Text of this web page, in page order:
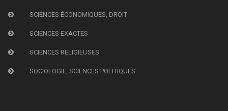
SCIENCES ÉCONOMIQUES, DROIT
SCIENCES EXACTES
SCIENCES RELIGIEUSES
SOCIOLOGIE, SCIENCES POLITIQUES